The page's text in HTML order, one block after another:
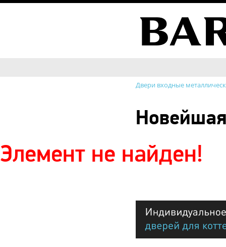
Двери входные
Элемент не найден!